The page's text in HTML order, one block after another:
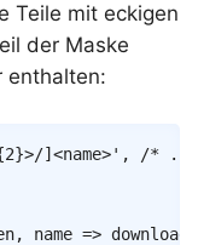
Teile mit eckigen
der Maske
enthalten:
]<name>' , /*
=> download
Copy